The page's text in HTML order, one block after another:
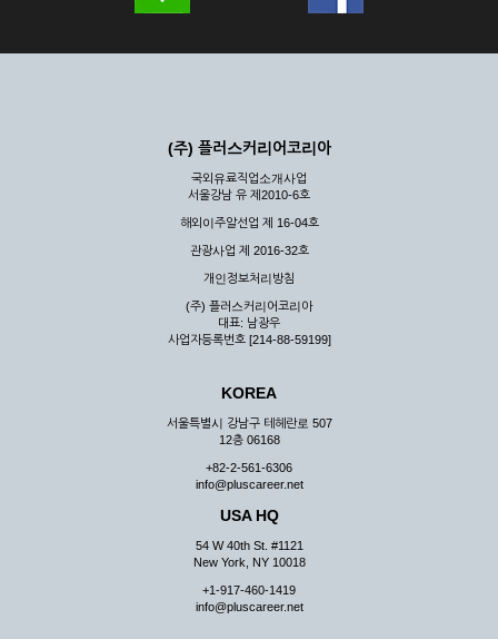
(주) 플러스커리어코리아
국외유료직업소개사업
서울강남 유 제2010-6호
해외이주알선업 제 16-04호
관광사업 제 2016-32호
개인정보처리방침
(주) 플러스커리어코리아
대표: 남광우
사업자등록번호 [214-88-59199]
KOREA
서울특별시 강남구 테헤란로 507
12층 06168
+82-2-561-6306
info@pluscareer.net
USA HQ
54 W 40th St. #1121
New York, NY 10018
+1-917-460-1419
info@pluscareer.net